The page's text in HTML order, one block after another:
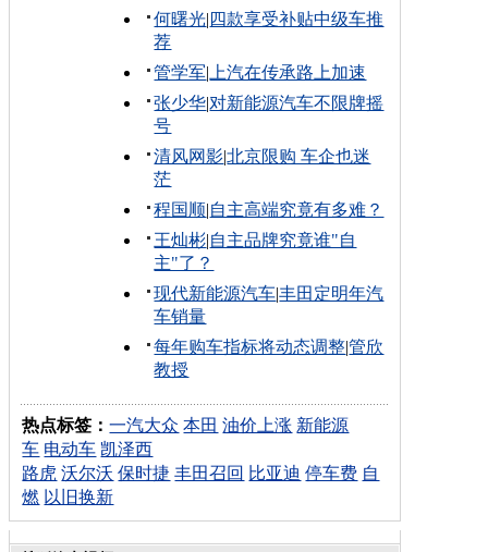
何曙光| 四款享受补贴中级车推
荐
管学军| 上汽在传承路上加速
张少华|对新能源汽车不限牌摇
号
清风网影|北京限购 车企也迷
茫
程国顺|自主高端究竟有多难？
王灿彬|自主品牌究竟谁"自
主"了？
现代新能源汽车|丰田定明年汽
车销量
每年购车指标将动态调整|管欣
教授
热点标签：一汽大众 本田 油价上涨 新能源
车 电动车 凯泽西
路虎 沃尔沃 保时捷 丰田召回 比亚迪 停车费 自
燃 以旧换新